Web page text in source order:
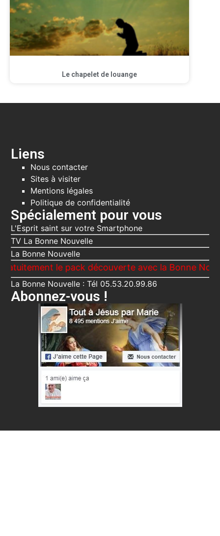
Le chapelet de louange
Liens
Nous contacter
Sites à visiter
Mentions légales
Politique de confidentialité
Spécialement pour vous
L'Esprit saint sur votre Smartphone
TV La Bonne Nouvelle
La Bonne Nouvelle
le pack découverte avec la Bonne Nouvelle,
La Bonne Nouvelle : Tél 05.53.20.99.86
Abonnez-vous !